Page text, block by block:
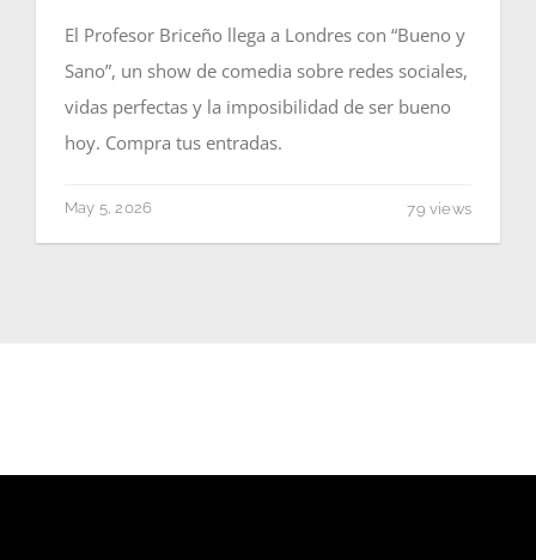
El Profesor Briceño llega a Londres con “Bueno y
Sano”, un show de comedia sobre redes sociales,
vidas perfectas y la imposibilidad de ser bueno
hoy. Compra tus entradas.
May 5, 2026 79 views